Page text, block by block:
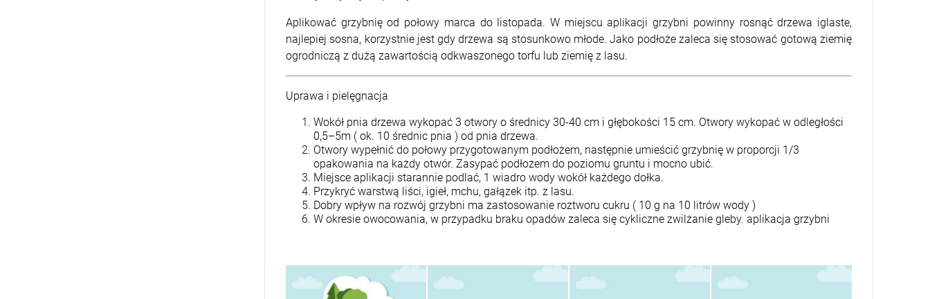
Aplikować grzybnię od połowy marca do listopada. W miejscu aplikacji grzybni powinny rosnąć drzewa iglaste,
najlepiej sosna, korzystnie jest gdy drzewa są stosunkowo młode. Jako podłoże zaleca się stosować gotową ziemię
ogrodniczą z dużą zawartością odkwaszonego torfu lub ziemię z lasu.
Uprawa i pielęgnacja
Wokół pnia drzewa wykopać 3 otwory o średnicy 30-40 cm i głębokości 15 cm. Otwory wykopać w odległości
0,5–5m ( ok. 10 średnic pnia ) od pnia drzewa.
Otwory wypełnić do połowy przygotowanym podłożem, następnie umieścić grzybnię w proporcji 1/3
opakowania na każdy otwór. Zasypać podłożem do poziomu gruntu i mocno ubić.
Miejsce aplikacji starannie podlać, 1 wiadro wody wokół każdego dołka.
Przykryć warstwą liści, igieł, mchu, gałązek itp. z lasu.
Dobry wpływ na rozwój grzybni ma zastosowanie roztworu cukru ( 10 g na 10 litrów wody )
W okresie owocowania, w przypadku braku opadów zaleca się cykliczne zwilżanie gleby. aplikacja grzybni